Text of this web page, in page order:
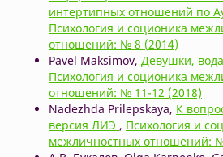
интертипных отношений по
Психология и соционика
отношений: № 8 (2014)
Pavel Maksimov, Девушки,
Психология и соционика
отношений: № 11-12 (2018)
Nadezhda Prilepskaya, К
версия ЛИЭ , Психология и
межличностных отношений: